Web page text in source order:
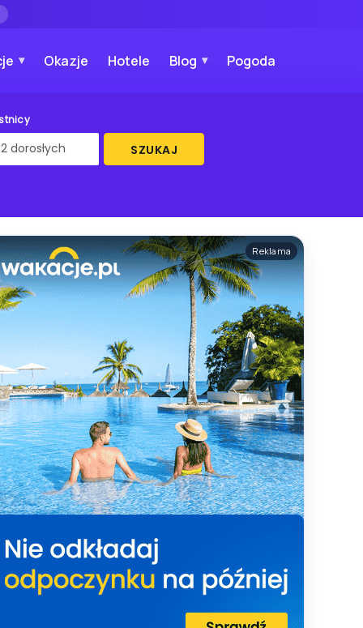
Okazje Hotele Blog Pogoda
SZUKAJ
Reklama